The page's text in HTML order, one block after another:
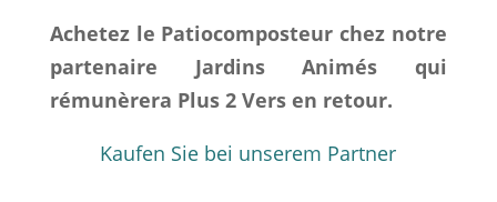
Achetez le Patiocomposteur chez notre
partenaire Jardins Animés qui
rémunèrera Plus 2 Vers en retour.
Kaufen Sie bei unserem Partner